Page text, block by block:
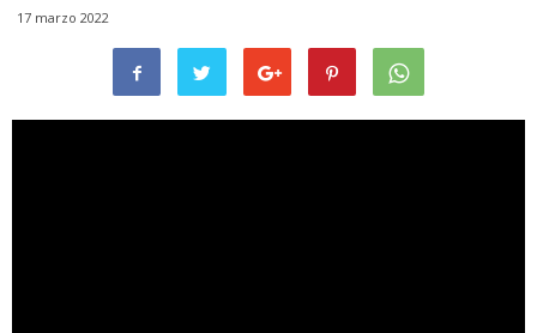
17 marzo 2022